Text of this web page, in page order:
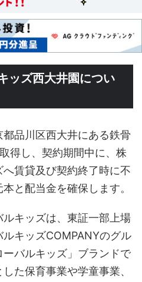
ッズ西大井園につい
品川区西大井にある鉄骨
得し、契約期間中に、株
賃貸及び契約終了時に不
と配当金を確保します。
キッズは、東証一部上場
キッズCOMPANYのグル
バルキッズ」ブランドで
た保育事業や学童事業、